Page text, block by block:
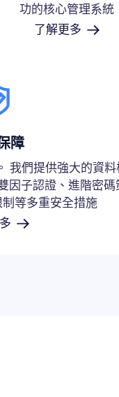
功的核心管理系統
了解更多
障
我們提供強大的資
因子認證、進階密碼
等多重安全措施